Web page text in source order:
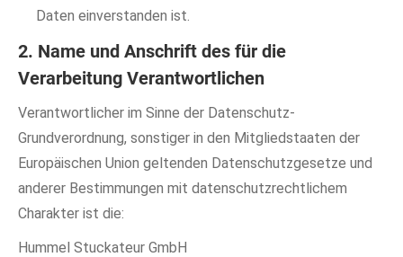
Daten einverstanden ist.
2. Name und Anschrift des für die
Verarbeitung Verantwortlichen
Verantwortlicher im Sinne der Datenschutz-
Grundverordnung, sonstiger in den Mitgliedstaaten der
Europäischen Union geltenden Datenschutzgesetze und
anderer Bestimmungen mit datenschutzrechtlichem
Charakter ist die:
Hummel Stuckateur GmbH